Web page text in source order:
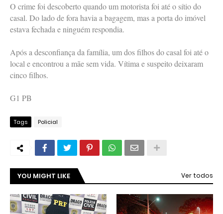
O crime foi descoberto quando um motorista foi até o sítio do
casal. Do lado de fora havia a bagagem, mas a porta do imóvel
estava fechada e ninguém respondia.
Após a desconfiança da família, um dos filhos do casal foi até o
local e encontrou a mãe sem vida. Vítima e suspeito deixaram
cinco filhos.
G1 PB
Tags Policial
YOU MIGHT LIKE Ver todos